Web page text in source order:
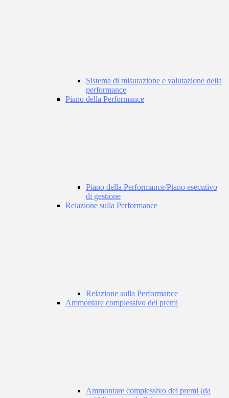
Sistema di misurazione e valutazione della
performance
Piano della Performance
Piano della Performance/Piano esecutivo
di gestione
Relazione sulla Performance
Relazione sulla Performance
Ammontare complessivo dei premi
Ammontare complessivo dei premi (da